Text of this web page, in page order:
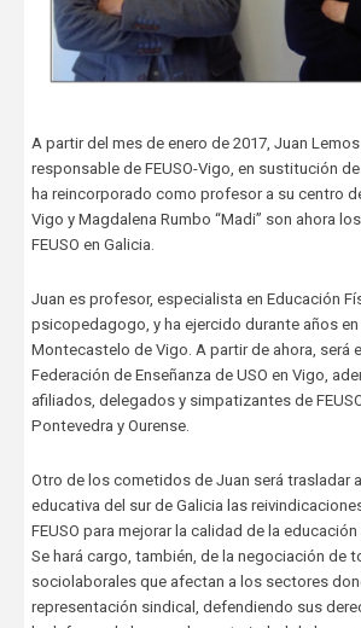
A partir del mes de enero de 2017, Juan
responsable de FEUSO-Vigo, en sustitución
ha reincorporado como profesor a su centro
Vigo y Magdalena Rumbo “Madi” son ahora
FEUSO en Galicia.
Juan es profesor, especialista en Educación
psicopedagogo, y ha ejercido durante años
Montecastelo de Vigo. A partir de ahora, será
Federación de Enseñanza de USO en Vigo,
afiliados, delegados y simpatizantes de
Pontevedra y Ourense.
Otro de los cometidos de Juan será trasladar
educativa del sur de Galicia las
FEUSO para mejorar la calidad de la
Se hará cargo, también, de la negociación de
sociolaborales que afectan a los sectores
representación sindical, defendiendo sus